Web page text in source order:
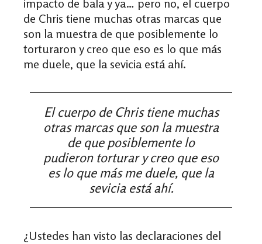
impacto de bala y ya… pero no, el cuerpo
de Chris tiene muchas otras marcas que
son la muestra de que posiblemente lo
torturaron y creo que eso es lo que más
me duele, que la sevicia está ahí.
El cuerpo de Chris tiene muchas
otras marcas que son la muestra
de que posiblemente lo
pudieron torturar y creo que eso
es lo que más me duele, que la
sevicia está ahí.
¿Ustedes han visto las declaraciones del